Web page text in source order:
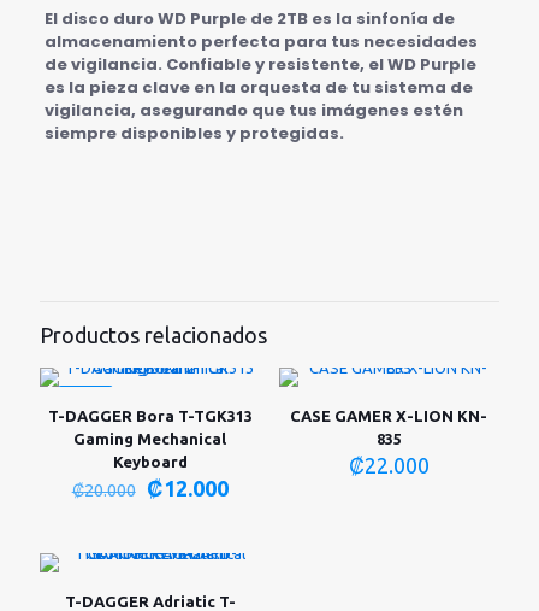
El disco duro WD Purple de 2TB es la sinfonía de
almacenamiento perfecta para tus necesidades
de vigilancia. Confiable y resistente, el WD Purple
es la pieza clave en la orquesta de tu sistema de
vigilancia, asegurando que tus imágenes estén
siempre disponibles y protegidas.
Productos relacionados
T-DAGGER Bora T-TGK313
Gaming Mechanical
Keyboard
₡20.000
El
era:
₡12.000El
es:
CASE GAMER X-LION KN-
835
₡22.000
T-DAGGER Adriatic T-